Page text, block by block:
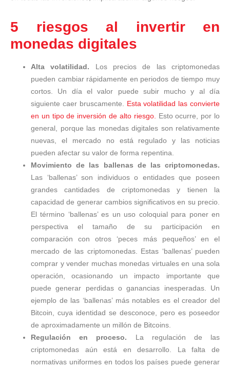
5 riesgos al invertir en
monedas digitales
Alta volatilidad. Los precios de las criptomonedas
pueden cambiar rápidamente en periodos de tiempo muy
cortos. Un día el valor puede subir mucho y al día
siguiente caer bruscamente. Esta volatilidad las convierte
en un tipo de inversión de alto riesgo.
Esto ocurre, por lo
general, porque las monedas digitales son relativamente
nuevas, el mercado no está regulado y las noticias
pueden afectar su valor de forma repentina.
Movimiento de las ballenas de las criptomonedas.
Las ‘ballenas’ son individuos o entidades que poseen
grandes cantidades de criptomonedas y tienen la
capacidad de generar cambios significativos en su precio.
El término ‘ballenas’ es un uso coloquial para poner en
perspectiva el tamaño de su participación en
comparación con otros ‘peces más pequeños’ en el
mercado de las criptomonedas. Estas ‘ballenas’ pueden
comprar y vender muchas monedas virtuales en una sola
operación, ocasionando un impacto importante que
puede generar perdidas o ganancias inesperadas. Un
ejemplo de las ‘ballenas’ más notables es el creador del
Bitcoin, cuya identidad se desconoce, pero es poseedor
de aproximadamente un millón de Bitcoins.
Regulación en proceso. La regulación de las
criptomonedas aún está en desarrollo. La falta de
normativas uniformes en todos los países puede generar